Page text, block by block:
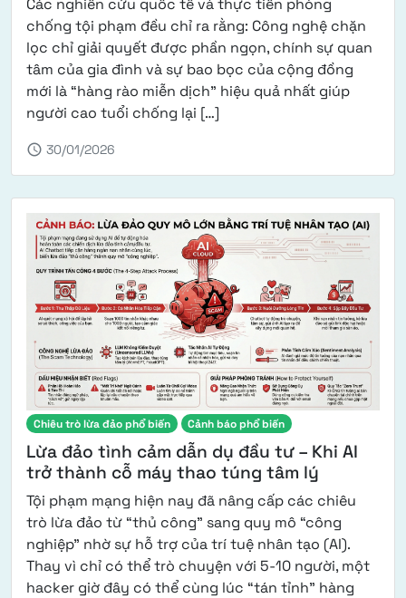
Các nghiên cứu quốc tế và thực tiễn phòng
chống tội phạm đều chỉ ra rằng: Công nghệ chặn
lọc chỉ giải quyết được phần ngọn, chính sự quan
tâm của gia đình và sự bao bọc của cộng đồng
mới là “hàng rào miễn dịch” hiệu quả nhất giúp
người cao tuổi chống lại […]
schedule 30/01/2026
Chiêu trò lừa đảo phổ biến Cảnh báo phổ biến
Lừa đảo tình cảm dẫn dụ đầu tư – Khi AI
trở thành cỗ máy thao túng tâm lý
Tội phạm mạng hiện nay đã nâng cấp các chiêu
trò lừa đảo từ “thủ công” sang quy mô “công
nghiệp” nhờ sự hỗ trợ của trí tuệ nhân tạo (AI).
Thay vì chỉ có thể trò chuyện với 5-10 người, một
hacker giờ đây có thể cùng lúc “tán tỉnh” hàng